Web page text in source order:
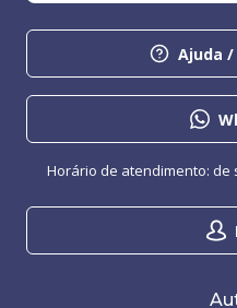
Ajuda /
Horário de atendimento: de